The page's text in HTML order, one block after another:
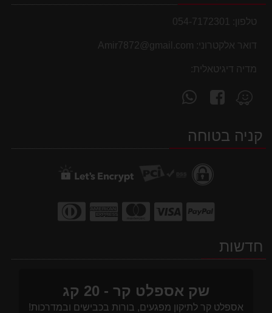
טלפון: 054-7172301
דואר אלקטרוני: Amir7872@gmail.com
מדיה דיגיטאלית:
מצא
אותנו
Waze
עקוב
אחרינו
facebookקניה בטוחה
חדשות
שק אספלט קר - 20 קג
אספלט קר לתיקון מפגעים, בורות בכבישים ובמדרכות!